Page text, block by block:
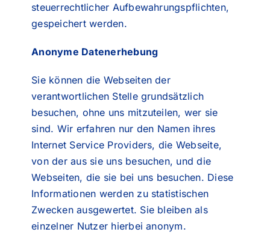
steuerrechtlicher Aufbewahrungspflichten,
gespeichert werden.
Anonyme Datenerhebung
Sie können die Webseiten der
verantwortlichen Stelle grundsätzlich
besuchen, ohne uns mitzuteilen, wer sie
sind. Wir erfahren nur den Namen ihres
Internet Service Providers, die Webseite,
von der aus sie uns besuchen, und die
Webseiten, die sie bei uns besuchen. Diese
Informationen werden zu statistischen
Zwecken ausgewertet. Sie bleiben als
einzelner Nutzer hierbei anonym.